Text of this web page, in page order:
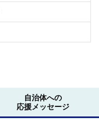
自治体への
応援メッセージ